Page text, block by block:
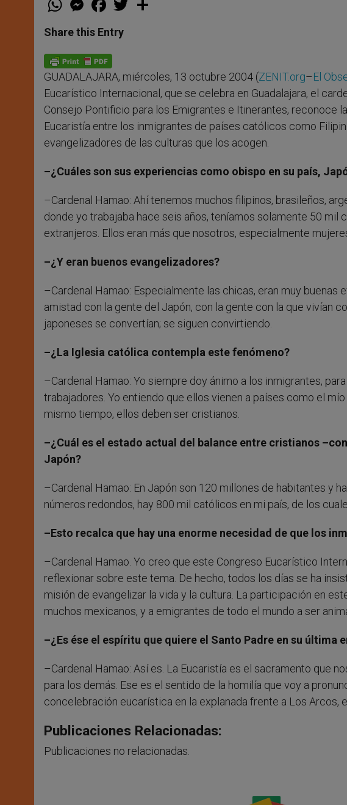
t
s
p
p
e
s
e
g
e
r
a
e
b
o
k
w
Share this Entry
GUADALAJARA, miércoles, 13 octubre 2004 (ZENIT.org–El
Eucarístico Internacional, que se celebra en Guadalajara, el
Consejo Pontificio para los Emigrantes e Itinerantes, reconoce
Eucaristía entre los inmigrantes de países católicos como
evangelizadores de las culturas que los acogen.
–¿Cuáles son sus experiencias como obispo en su país,
–Cardenal Hamao: Ahí tenemos muchos filipinos, brasileños,
donde yo trabajaba hace seis años, teníamos solamente 50
extranjeros. Ellos eran más que nosotros, especialmente
–¿Y eran buenos evangelizadores?
–Cardenal Hamao: Especialmente las chicas, eran muy buenas
amistad con la gente del Japón, con la gente con la que vivían
japoneses se convertían; se siguen convirtiendo.
–¿La Iglesia católica contempla este fenómeno?
–Cardenal Hamao: Yo siempre doy ánimo a los inmigrantes,
trabajadores. Yo entiendo que ellos vienen a países como el mío
mismo tiempo, ellos deben ser cristianos.
–¿Cuál es el estado actual del balance entre cristianos
Japón?
–Cardenal Hamao: En Japón son 120 millones de habitantes y
números redondos, hay 800 mil católicos en mi país, de los
–Esto recalca que hay una enorme necesidad de que los
–Cardenal Hamao. Yo creo que este Congreso Eucarístico
reflexionar sobre este tema. De hecho, todos los días se ha
misión de evangelizar la vida y la cultura. La participación en
muchos mexicanos, y a emigrantes de todo el mundo a ser
–¿Es ése el espíritu que quiere el Santo Padre en su última
–Cardenal Hamao: Así es. La Eucaristía es el sacramento que
para los demás. Ese es el sentido de la homilía que voy a
concelebración eucarística en la explanada frente a Los Arcos,
Publicaciones Relacionadas:
Publicaciones no relacionadas.